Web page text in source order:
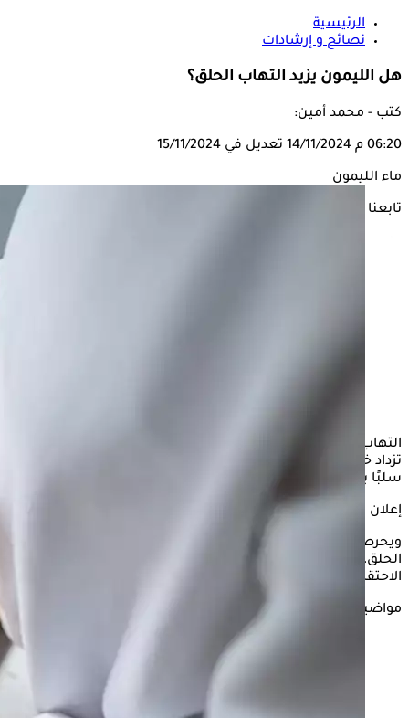
الرئيسية
نصائح و إرشادات
هل الليمون يزيد التهاب الحلق؟
كتب - محمد أمين:
06:20 م 14/11/2024 تعديل في 15/11/2024
ماء الليمون
تابعنا على
التهاب الحلق من الأعراض الشائعة لنزلات البرد والإنفلونزا، اللتين
تزداد خطر الإصابة بهما خلال فصل الشتاء، نتيجة لتأثر الجسم
سلبًا ببرودة الطقس.
إعلان
ويحرص بعض الأشخاص على تناول
الحلق، في المقابل يتجنبه آخرون، لاعتقادهم أنه يتسبب في زيادة
الاحتقان.
مواضيع ذات صلة